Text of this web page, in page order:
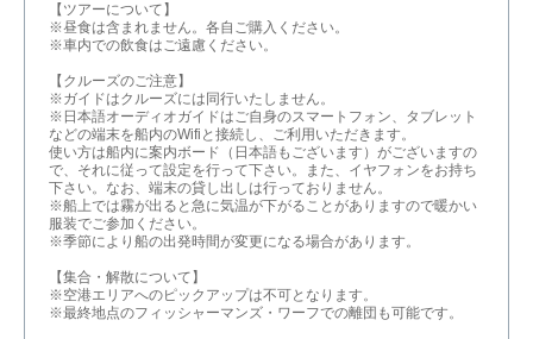
【ツアーについて】
※昼食は含まれません。各自ご購入ください。
※車内での飲食はご遠慮ください。
【クルーズのご注意】
※ガイドはクルーズには同行いたしません。
※日本語オーディオガイドはご自身のスマートフォン、タブレット
などの端末を船内のWifiと接続し、ご利用いただきます。
使い方は船内に案内ボード（日本語もございます）がございますの
で、それに従って設定を行って下さい。また、イヤフォンをお持ち
下さい。なお、端末の貸し出しは行っておりません。
※船上では霧が出ると急に気温が下がることがありますので暖かい
服装でご参加ください。
※季節により船の出発時間が変更になる場合があります。
【集合・解散について】
※空港エリアへのピックアップは不可となります。
※最終地点のフィッシャーマンズ・ワーフでの離団も可能です。